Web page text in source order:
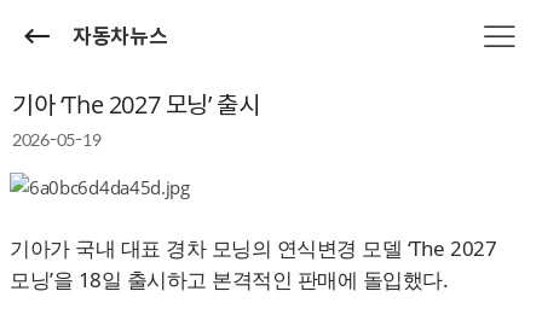
자동차뉴스
기아 ‘The 2027 모닝’ 출시
2026-05-19
기아가 국내 대표 경차 모닝의 연식변경 모델 ‘The 2027
모닝’을 18일 출시하고 본격적인 판매에 돌입했다.